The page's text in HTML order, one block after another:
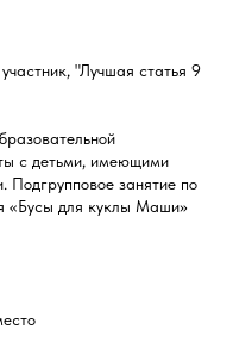
участник, "Лучшая статья 9
с детьми, имеющими
Подгрупповое занятие по
«Бусы для куклы Маши»